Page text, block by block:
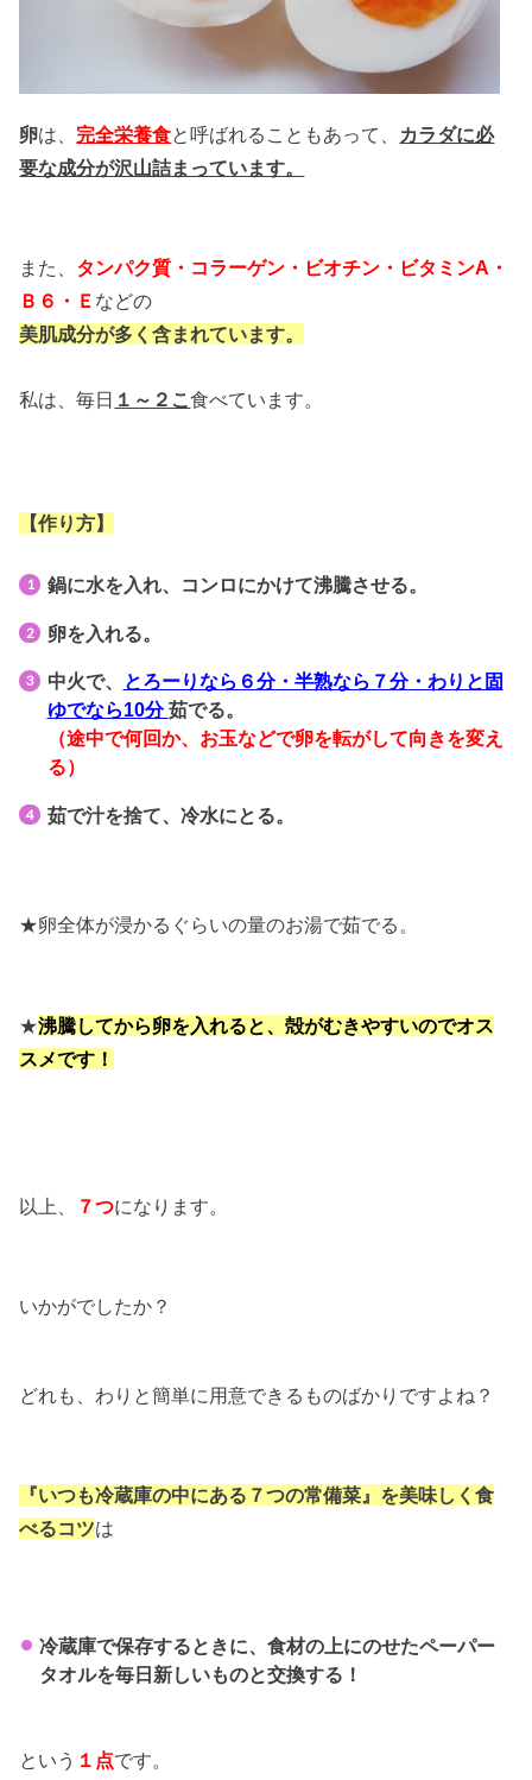
卵は、 完全栄養食と呼ばれることもあって、 カラダに必
要な成分が沢山詰まっています。
また、 タンパク質・コラーゲン・ビオチン・ビタミンA・
Ｂ６・Ｅ などの
美肌成分が多く含まれています。
私は、毎日 １～２こ食べています。
【作り方】
鍋に水を入れ、コンロにかけて沸騰させる。
卵を入れる。
中火で、
とろーりなら６分・半熟なら７分・わりと固
ゆでなら10分茹でる。
（途中で何回か、お玉などで卵を転がして向きを変え
る）
茹で汁を捨て、冷水にとる。
★卵全体が浸かるぐらいの量のお湯で茹でる。
★沸騰してから卵を入れると、殻がむきやすいのでオス
スメです！
以上、 ７つになります。
いかがでしたか？
どれも、わりと簡単に用意できるものばかりですよね？
『いつも冷蔵庫の中にある７つの常備菜』を美味しく食
べるコツは
冷蔵庫で保存するときに、 食材の上にのせたペーパー
タオルを毎日新しいものと交換する！
という １点です。